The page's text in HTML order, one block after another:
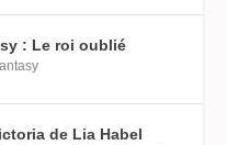
: Le roi oublié
de Lia Habel